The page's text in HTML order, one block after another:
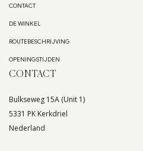
CONTACT
DE WINKEL
ROUTEBESCHRIJVING
OPENINGSTIJDEN
CONTACT
Bulkseweg 15A (Unit 1)
5331 PK Kerkdriel
Nederland